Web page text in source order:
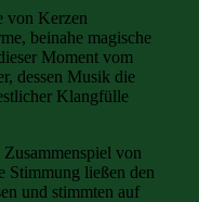
von Kerzen
beinahe magische
Moment vom
dessen Musik die
Klangfülle
von
Stimmung ließen den
und stimmten auf